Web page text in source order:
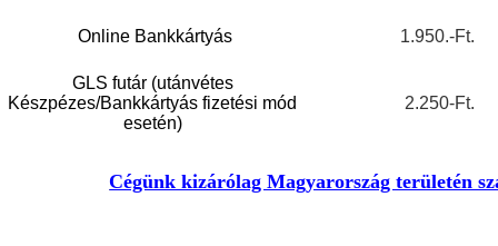
Online Bankkártyás 1.950.-Ft.
GLS futár (utánvétes
Készpézes/Bankkártyás fizetési mód
esetén)
2.250-Ft.
Cégünk kizárólag Magyarország területén